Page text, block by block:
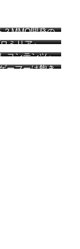
？MMO開発の
になりすぎ
ミリア』
コンテンツ』
ィールドの
ーマーは飽き